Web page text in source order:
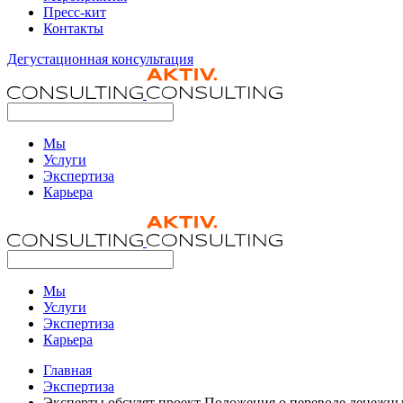
Пресс-кит
Контакты
Дегустационная консультация
Мы
Услуги
Экспертиза
Карьера
Мы
Услуги
Экспертиза
Карьера
Главная
Экспертиза